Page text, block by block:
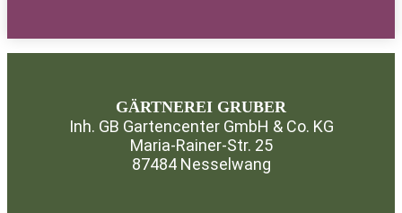
GÄRTNEREI GRUBER
Inh. GB Gartencenter GmbH & Co. KG
Maria-Rainer-Str. 25
87484 Nesselwang